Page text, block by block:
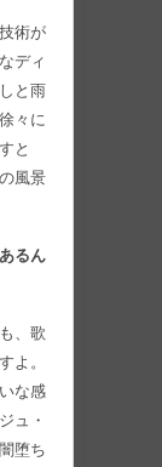
術が
ディ
と雨
々に
と
風景
るん
、歌
よ。
な感
ュ・
堕ち